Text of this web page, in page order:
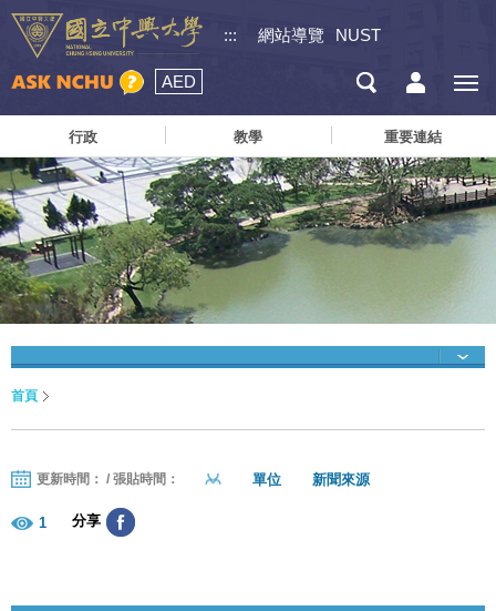
::: 網站導覽 NUST
AED
行政 教學 重要連結
首頁
更新時間： / 張貼時間： 單位 新聞來源
1 分享